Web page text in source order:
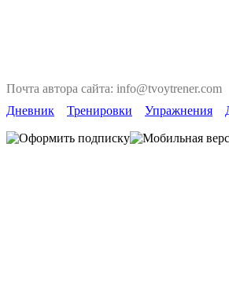
Почта автора сайта: info@tvoytrener.com
Дневник
Тренировки Упражнения